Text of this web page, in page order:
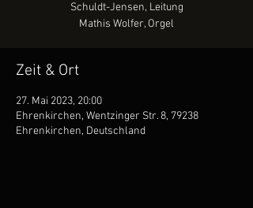
Schuldt-Jensen, Leitung
Zeit & Ort
27. Mai 2023, 20:00
Ehrenkirchen, Wentzinger Str. 8, 79238
Ehrenkirchen, Deutschland